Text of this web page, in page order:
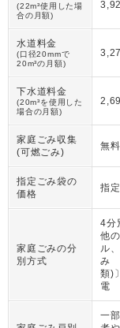
(22m³使用した場
合の月額)
水道料金
(口径20mmで
20m³の月額)
下水道料金
(20m³を使用した
場合の月額)
家庭ごみ収集
(可燃ごみ)
無料
指定ごみ袋の
価格
指
家庭ごみの分
別方式
4分
他
ル
み
類)
電
一